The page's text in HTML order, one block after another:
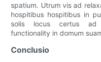
spatium. Utrum vis ad
hospitibus hospitibus in
solis locus certus ad
functionality in domum
Conclusio